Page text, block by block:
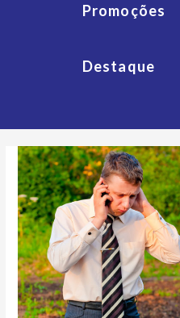
Promoções
Destaque